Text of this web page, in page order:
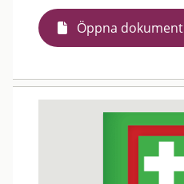
Öppna dokument